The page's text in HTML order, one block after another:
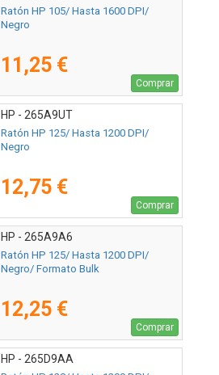
Ratón HP 105/ Hasta 1600 DPI/
Negro
11,25 €
Comprar
HP - 265A9UT
Ratón HP 125/ Hasta 1200 DPI/
Negro
12,75 €
Comprar
HP - 265A9A6
Ratón HP 125/ Hasta 1200 DPI/
Negro/ Formato Bulk
12,25 €
Comprar
HP - 265D9AA